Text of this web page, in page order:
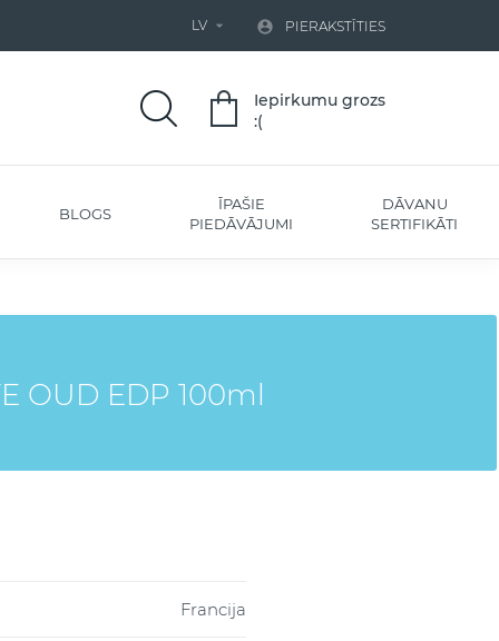
LV   PIERAKSTĪTIES
Iepirkumu grozs
:(
BLOGS
ĪPAŠIE
PIEDĀVĀJUMI
DĀVANU
SERTIFIKĀTI
OUD EDP 100ml
Francija